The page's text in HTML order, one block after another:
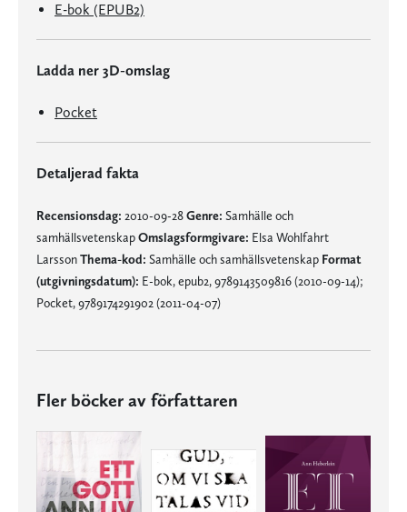
E-bok (EPUB2)
Ladda ner 3D-omslag
Pocket
Detaljerad fakta
Recensionsdag: 2010-09-28Genre: Samhälle och
samhällsvetenskapOmslagsformgivare: Elsa Wohlfahrt
LarssonThema-kod: Samhälle och samhällsvetenskap Format
(utgivningsdatum): E-bok, epub2, 9789143509816 (2010-09-14);
Pocket, 9789174291902 (2011-04-07)
Fler böcker av författaren